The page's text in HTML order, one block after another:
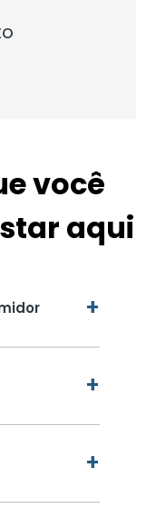
você
aqui
+
+
+